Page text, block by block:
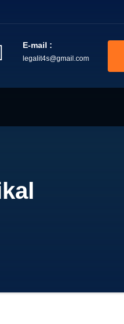
E-mail :
legalit4s@gmail.com